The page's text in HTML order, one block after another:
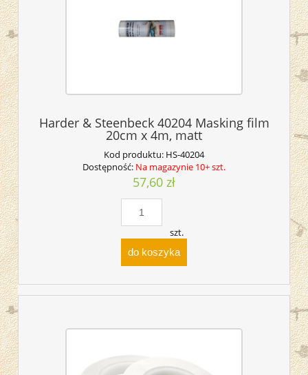
Harder & Steenbeck 40204 Masking film
20cm x 4m, matt
Kod produktu: HS-40204
Dostępność: Na magazynie 10+ szt.
57,60 zł
szt.
do koszyka